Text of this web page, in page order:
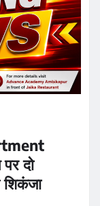
फंसाकर ठगों ने